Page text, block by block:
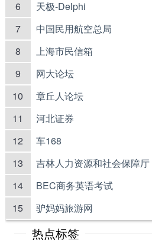
6 天极-Delphi
7 中国民用航空总局
8 上海市民信箱
9 网大论坛
10 章丘人论坛
11 河北证券
12 车168
13 吉林人力资源和社会保障厅
14 BEC商务英语考试
15 驴妈妈旅游网
热点标签